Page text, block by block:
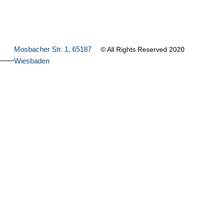
Mosbacher Str. 1, 65187
Wiesbaden
© All Rights Reserved 2020